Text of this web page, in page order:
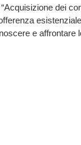
dei
e affrontare